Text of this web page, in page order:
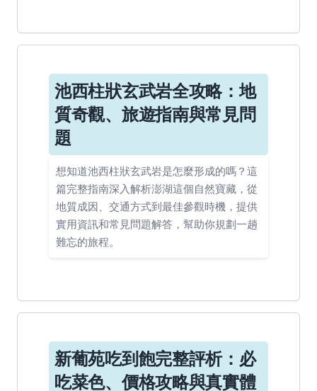
池西柱狀玄武岩全攻略：地
質奇觀、旅遊指南與常見問
題
想知道池西柱狀玄武岩是怎麼形成的嗎？這
篇完整指南深入解析澎湖這個自然寶藏，從
地質成因、交通方式到最佳參觀時機，提供
實用資訊和常見問題解答，幫助你規劃一趟
難忘的旅程。
新葡苑吃到飽完整評析：必
吃菜色、價格攻略與真實體